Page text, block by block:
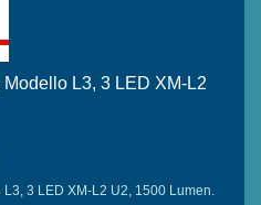
L3, 3 LED XM-L2
3 LED XM-L2 U2, 1500 Lumen.